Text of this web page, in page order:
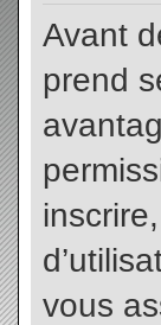
Avant
prend
vous